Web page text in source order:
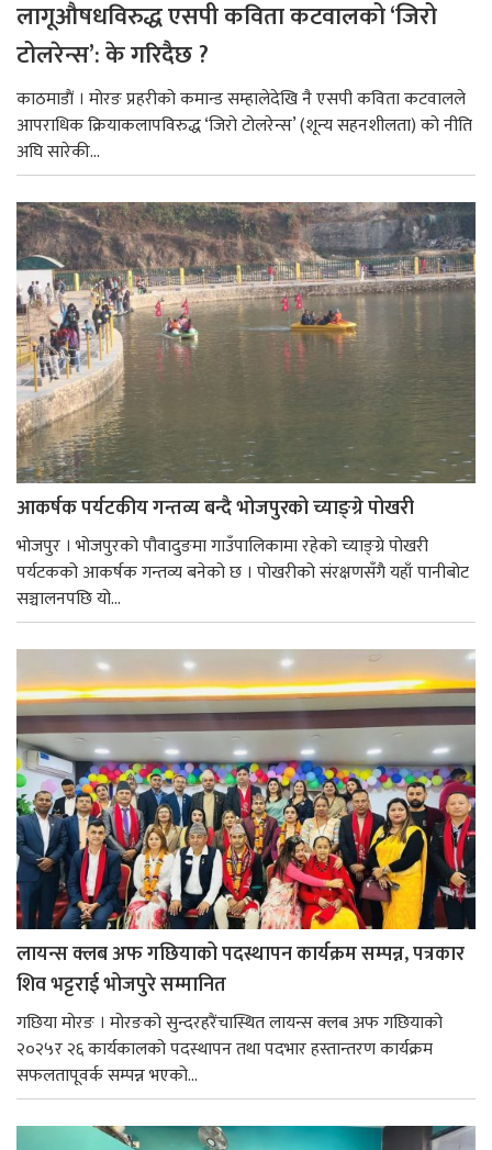
लागूऔषधविरुद्ध एसपी कविता कटवालको ‘जिरो
टोलरेन्स’: के गरिदैछ ?
काठमाडाैं । मोरङ प्रहरीको कमान्ड सम्हालेदेखि नै एसपी कविता कटवालले
आपराधिक क्रियाकलापविरुद्ध ‘जिरो टोलरेन्स’ (शून्य सहनशीलता) को नीति
अघि सारेकी...
आकर्षक पर्यटकीय गन्तव्य बन्दै भोजपुरको च्याङ्ग्रे पोखरी
भोजपुर । भोजपुरको पौवादुङमा गाउँपालिकामा रहेको च्याङ्ग्रे पोखरी
पर्यटकको आकर्षक गन्तव्य बनेको छ । पोखरीको संरक्षणसँगै यहाँ पानीबोट
सञ्चालनपछि यो...
लायन्स क्लब अफ गछियाको पदस्थापन कार्यक्रम सम्पन्न, पत्रकार
शिव भट्टराई भोजपुरे सम्मानित
गछिया मोरङ । मोरङको सुन्दरहरैंचास्थित लायन्स क्लब अफ गछियाको
२०२५र २६ कार्यकालको पदस्थापन तथा पदभार हस्तान्तरण कार्यक्रम
सफलतापूवर्क सम्पन्न भएको...